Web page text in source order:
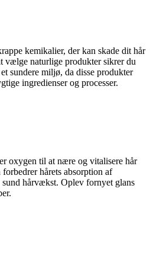
kemikalier, der kan skade dit hår
vælge naturlige produkter sikrer du
sundere miljø, da disse produkter
ingredienser og processer.
oxygen til at nære og vitalisere hår
hårets absorption af
hårvækst. Oplev fornyet glans